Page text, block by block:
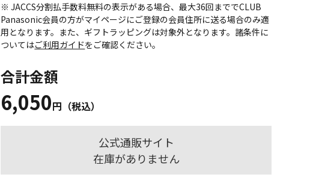
※ JACCS分割払手数料無料の表示がある場合、最大36回まででCLUB
Panasonic会員の方がマイページにご登録の会員住所に送る場合のみ適
用となります。また、ギフトラッピングは対象外となります。諸条件に
ついてはご利用ガイドをご確認ください。
合計金額
6,050円（税込）
公式通販サイト
在庫がありません